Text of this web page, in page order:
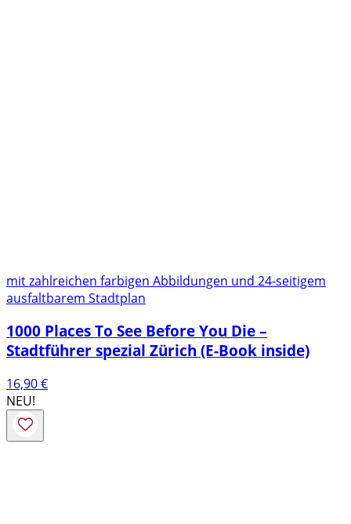
mit zahlreichen farbigen Abbildungen und 24-seitigem
ausfaltbarem Stadtplan
1000 Places To See Before You Die –
Stadtführer spezial Zürich (E-Book inside)
16,90€
NEU!